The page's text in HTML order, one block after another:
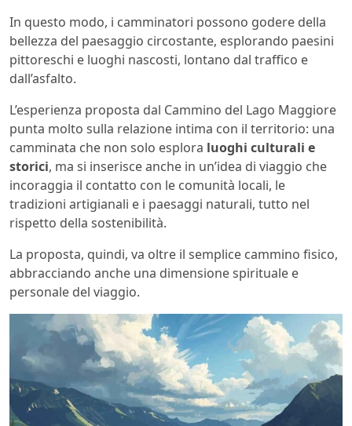
In questo modo, i camminatori possono godere della
bellezza del paesaggio circostante, esplorando paesini
pittoreschi e luoghi nascosti, lontano dal traffico e
dall’asfalto.
L’esperienza proposta dal Cammino del Lago Maggiore
punta molto sulla relazione intima con il territorio: una
camminata che non solo esplora luoghi culturali e
storici, ma si inserisce anche in un’idea di viaggio che
incoraggia il contatto con le comunità locali, le
tradizioni artigianali e i paesaggi naturali, tutto nel
rispetto della sostenibilità.
La proposta, quindi, va oltre il semplice cammino fisico,
abbracciando anche una dimensione spirituale e
personale del viaggio.